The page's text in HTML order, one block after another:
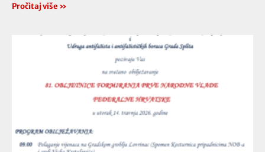
Pročitaj više »